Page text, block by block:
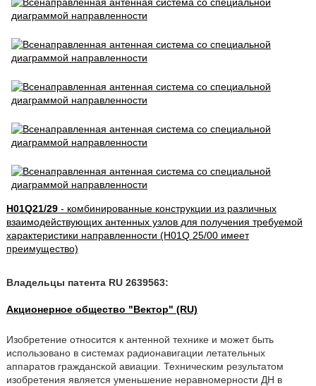
H01Q21/29- комбинированные конструкции из различных
взаимодействующих антенных узлов для получения требуемой
характеристики направленности (H01Q 25/00 имеет
преимущество)
Владельцы патента RU 2639563:
Акционерное общество "Вектор" (RU)
Изобретение относится к антенной технике и может быть
использовано в системах радионавигации летательных
аппаратов гражданской авиации. Техническим результатом
изобретения является уменьшение неравномерности ДН в